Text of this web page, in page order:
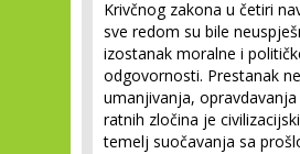
Krivčnog zakona u četiri
sve redom su bile
izostanak moralne i
odgovornosti. Prestanak
umanjivanja, opravdavanja
ratnih zločina je
temelj suočavanja sa